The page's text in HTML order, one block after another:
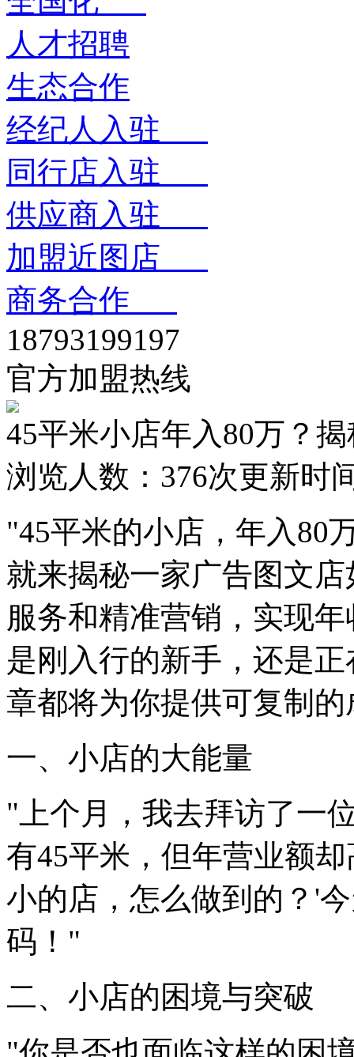
人才招聘
生态合作
经纪人入驻
同行店入驻
供应商入驻
加盟近图店
商务合作
18793199197
官方加盟热线
45平米小店年入80万？
浏览人数： 376次更新时
"45平米的小店，年入80
就来揭秘一家广告图文
服务和精准营销，实现
是刚入行的新手，还是
章都将为你提供可复制
一、小店的大能量
"上个月，我去拜访了一
有45平米，但年营业额
小的店，怎么做到的？'
码！"
二、小店的困境与突破